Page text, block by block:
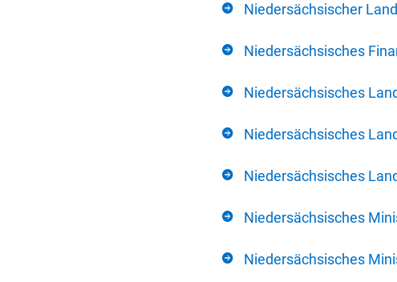
Niedersächsischer
Niedersächsisches
Niedersächsisches
Niedersächsisches
Niedersächsisches
Niedersächsisches
Niedersächsisches